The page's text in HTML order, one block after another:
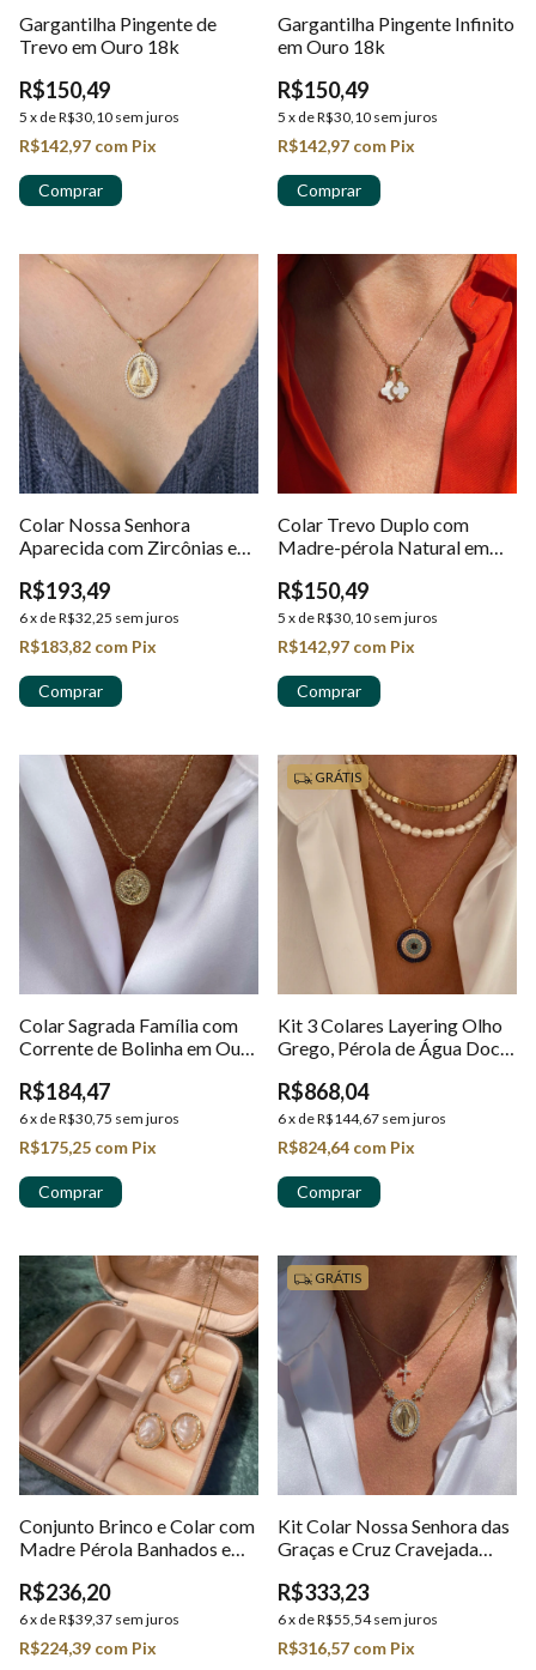
Gargantilha Pingente de
Trevo em Ouro 18k
R$150,49
5 x deR$30,10 sem juros
R$142,97 com Pix
Gargantilha Pingente Infinito
em Ouro 18k
R$150,49
5 x deR$30,10 sem juros
R$142,97 com Pix
Colar Nossa Senhora
Aparecida com Zircônias em
R$193,49
6x deR$32,25 sem juros
R$183,82 com Pix
Colar Trevo Duplo com
Madre-pérola Natural em
R$150,49
5 x deR$30,10 sem juros
R$142,97 com Pix
Colar Sagrada Família com
Corrente de Bolinha em Ouro
R$184,47
6x deR$30,75 sem juros
R$175,25 com Pix
GRÁTIS
Kit 3 Colares Layering Olho
Grego, Pérola de Água Doce
18k
R$868,04
6x deR$144,67 sem juros
R$824,64 com Pix
Conjunto Brinco e Colar com
Madre Pérola Banhados em
R$236,20
6x deR$39,37 sem juros
R$224,39 com Pix
GRÁTIS
Kit Colar Nossa Senhora das
Graças e Cruz Cravejada
R$333,23
6x deR$55,54 sem juros
R$316,57 com Pix